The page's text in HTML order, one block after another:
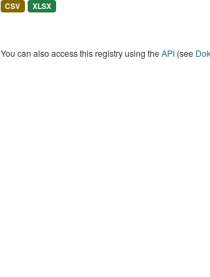
CSV XLSX
You can also access this registry using theAPI(see